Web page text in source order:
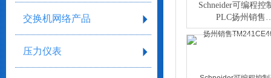
交换机网络产品
压力仪表
Schneider可编程控
PLC扬州销售
TM241CE40T